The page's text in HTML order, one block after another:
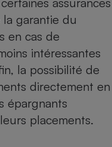
garantie du
en cas de
intéressantes
la possibilité de
directement en
épargnants
placements.